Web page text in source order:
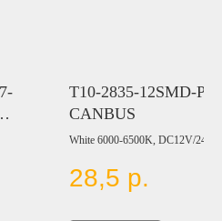
T10-2835-12SMD-
CANBUS
White 6000-6500K, DC12V/24V
28,5 р.